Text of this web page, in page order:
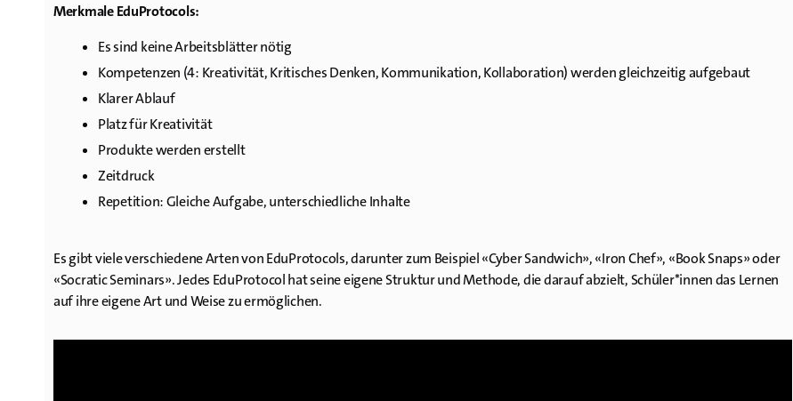
Merkmale EduProtocols:
Es sind keine Arbeitsblätter nötig
Kompetenzen (4: Kreativität, Kritisches Denken, Kommunikation, Kollaboration) werden gleichzeitig aufgebaut
Klarer Ablauf
Platz für Kreativität
Produkte werden erstellt
Zeitdruck
Repetition: Gleiche Aufgabe, unterschiedliche Inhalte
Es gibt viele verschiedene Arten von EduProtocols, darunter zum Beispiel «Cyber Sandwich», «Iron Chef», «Book Snaps» oder
«Socratic Seminars». Jedes EduProtocol hat seine eigene Struktur und Methode, die darauf abzielt, Schüler*innen das Lernen
auf ihre eigene Art und Weise zu ermöglichen.